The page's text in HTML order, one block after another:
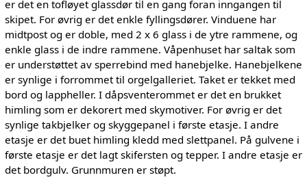
er det en tofløyet glassdør til en gang foran inngangen til
skipet. For øvrig er det enkle fyllingsdører. Vinduene har
midtpost og er doble, med 2 x 6 glass i de ytre rammene, og
enkle glass i de indre rammene. Våpenhuset har saltak som
er understøttet av sperrebind med hanebjelke. Hanebjelkene
er synlige i forrommet til orgelgalleriet. Taket er tekket med
bord og lappheller. I dåpsventerommet er det en brukket
himling som er dekorert med skymotiver. For øvrig er det
synlige takbjelker og skyggepanel i første etasje. I andre
etasje er det buet himling kledd med slettpanel. På gulvene i
første etasje er det lagt skifersten og tepper. I andre etasje er
det bordgulv. Grunnmuren er støpt.